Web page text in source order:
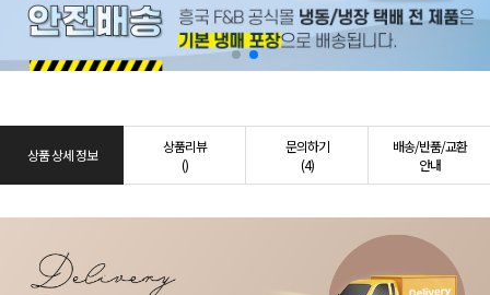
상품 상세 정보
상품리뷰
()
문의하기
(4)
배송/반품/교환
안내